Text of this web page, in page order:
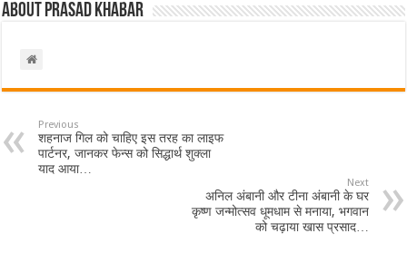
About Prasad Khabar
Previous
शहनाज गिल को चाहिए इस तरह का लाइफ
पार्टनर, जानकर फेन्स को सिद्धार्थ शुक्ला
याद आया…
Next
अनिल अंबानी और टीना अंबानी के घर
कृष्ण जन्मोत्सव धूमधाम से मनाया, भगवान
को चढ़ाया खास प्रसाद…